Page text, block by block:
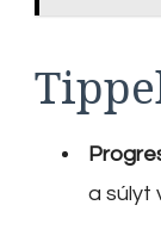
a súlyt